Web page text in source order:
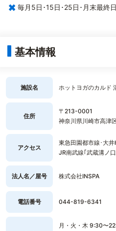
× 毎月5日･15日･25日･月末最終
基本情報
施設名 ホットヨガのカルド
住所
〒213-0001
神奈川県川崎市高津
アクセス
東急田園都市線･大
JR南武線｢武蔵溝ノ
法人名／屋号 株式会社INSPA
電話番号 044-819-6341
月・火・木 9:30〜